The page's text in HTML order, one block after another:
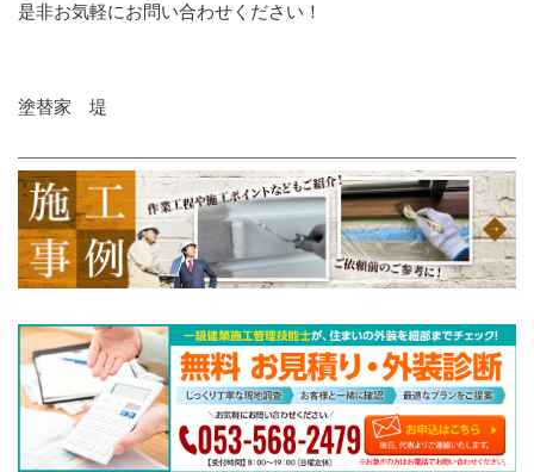
是非お気軽にお問い合わせください！
塗替家 堤